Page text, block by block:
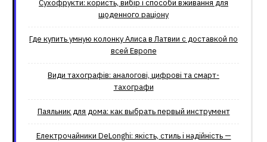
Сухофрукти: користь, вибір і способи вживання для
щоденного раціону
Где купить умную колонку Алиса в Латвии с доставкой по
всей Европе
Види тахографів: аналогові, цифрові та смарт-
тахографи
Паяльник для дома: как выбрать первый инструмент
Електрочайники DeLonghi: якість, стиль і надійність —